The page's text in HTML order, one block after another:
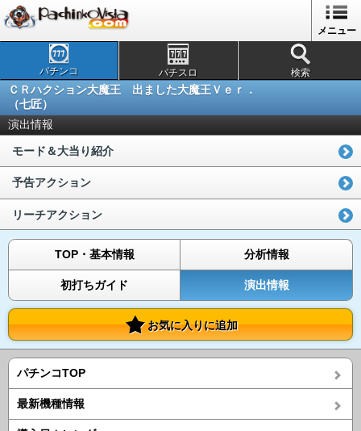
メニュー
パチンコ パチスロ 検索
ＣＲハクション大魔王 出ました大魔王Ｖｅｒ．
（七匠）
演出情報
モード＆大当り紹介
予告アクション
リーチアクション
TOP・基本情報 分析情報
初打ちガイド 演出情報
お気に入りに追加
パチンコTOP
最新機種情報